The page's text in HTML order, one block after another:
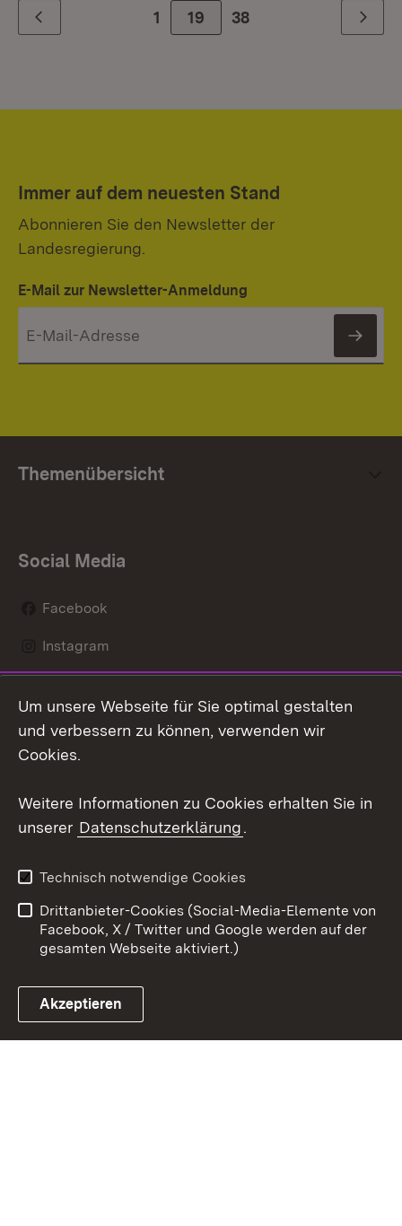
Zurück 1 Zur Seite
19 38 Weiter
Immer auf dem neuesten Stand
Abonnieren Sie den Newsletter der
Landesregierung.
E-Mail zur Newsletter-Anmeldung
Themenübersicht
Social Media
Facebook
Instagram
Mastodon
Youtube
Link zum Landesportal
Kontakt
Datenschutz
Barrierefreiheit
Impressum Cookies
Um unsere Webseite für Sie optimal gestalten
und verbessern zu können, verwenden wir
Cookies.
Weitere Informationen zu Cookies erhalten Sie in
unserer Datenschutzerklärung.
Technisch notwendige Cookies
Drittanbieter-Cookies (Social-Media-Elemente von
Facebook, X / Twitter und Google werden auf der
gesamten Webseite aktiviert.)
Akzeptieren